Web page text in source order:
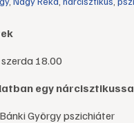
18.00
egy
György pszichiáter